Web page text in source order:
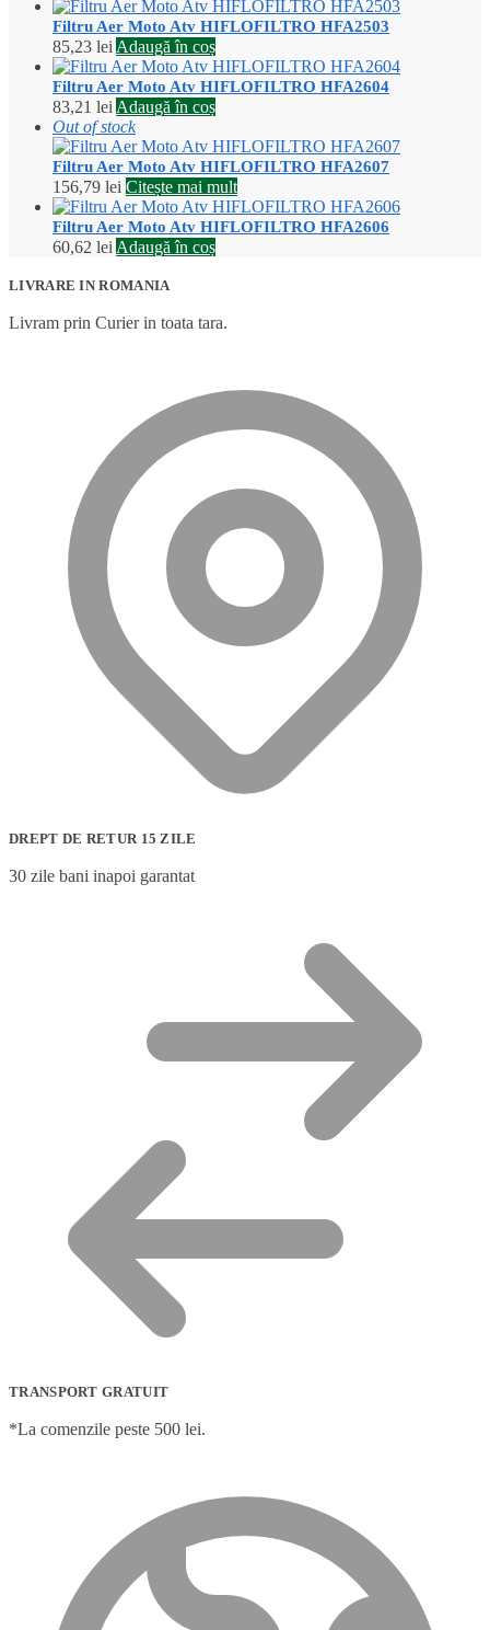
Filtru Aer Moto Atv HIFLOFILTRO HFA2503
85,23 lei Adaugă în coș
Filtru Aer Moto Atv HIFLOFILTRO HFA2604
83,21 lei Adaugă în coș
Out of stock
Filtru Aer Moto Atv HIFLOFILTRO HFA2607
156,79 lei Citește mai mult
Filtru Aer Moto Atv HIFLOFILTRO HFA2606
60,62 lei Adaugă în coș
LIVRARE IN ROMANIA
Livram prin Curier in toata tara.
DREPT DE RETUR 15 ZILE
30 zile bani inapoi garantat
TRANSPORT GRATUIT
*La comenzile peste 500 lei.